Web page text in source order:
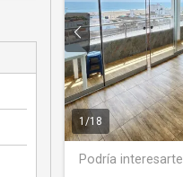
1 /18
Podría